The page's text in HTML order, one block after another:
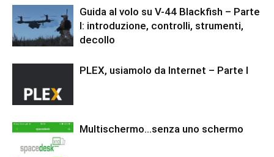
Guida al volo su V-44 Blackfish – Parte
I: introduzione, controlli, strumenti,
decollo
PLEX, usiamolo da Internet – Parte I
Multischermo…senza uno schermo